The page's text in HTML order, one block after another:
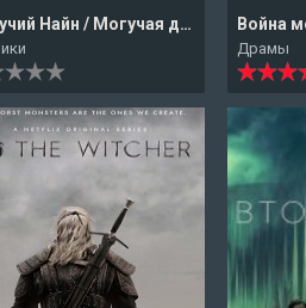
Могучий Найн / Могучая девятка
Драмы